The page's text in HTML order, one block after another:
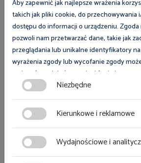
Stanecki.
Należy pamiętać, że czynnik ludzki jest
wskazywaną przyczyną wypadków przy
prewencji, opartego na rzetelnej ocenie
prawidłowej organizacji pracy,
rzetelnym ustalaniu okoliczności i
technologicznych, konkretnych maszyn,
zagrożeń i doświadczeń zakładu, w tym
Aby zapewnić jak najlepsze wrażenia
takich jak pliki cookie, do przechowywania
dostępu do informacji o urządzeniu.
pozwoli nam przetwarzać dane, takie jak
przeglądania lub unikalne identyfikatory
wyrażenia zgody lub wycofanie zgody
wpłynąć na niektóre cechy i funkcje.
Zgoda na pliki cookies jest dobrowolna i
zmodyfikować w dowolnym momencie
ciasteczka w lewym dolnym rogu strony.
znajdziesz w
Niezbędne
Kierunkowe i reklamowe
Wydajnościowe i